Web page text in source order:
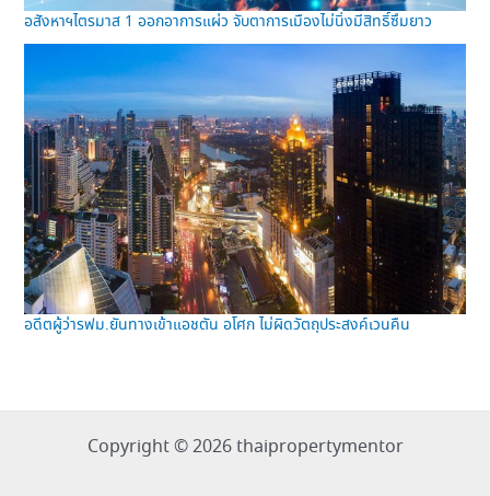
อสังหาฯไตรมาส 1 ออกอาการแผ่ว จับตาการเมืองไม่นิ่งมีสิทธิ์ซึมยาว
อดีตผู้ว่ารฟม.ยันทางเข้าแอชตัน อโศก ไม่ผิดวัตถุประสงค์เวนคืน
Copyright © 2026 thaipropertymentor